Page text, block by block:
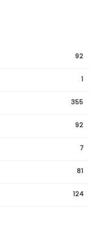
92
1
355
92
7
81
124